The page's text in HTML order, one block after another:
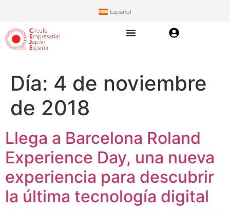
Español
Día: 4 de noviembre
de 2018
Llega a Barcelona Roland
Experience Day, una nueva
experiencia para descubrir
la última tecnología digital